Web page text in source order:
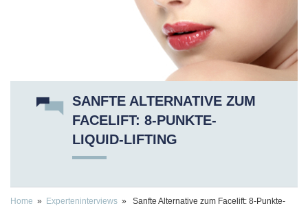
SANFTE ALTERNATIVE ZUM
FACELIFT: 8-PUNKTE-
LIQUID-LIFTING
Home » Experteninterviews » Sanfte Alternative zum Facelift: 8-Punkte-